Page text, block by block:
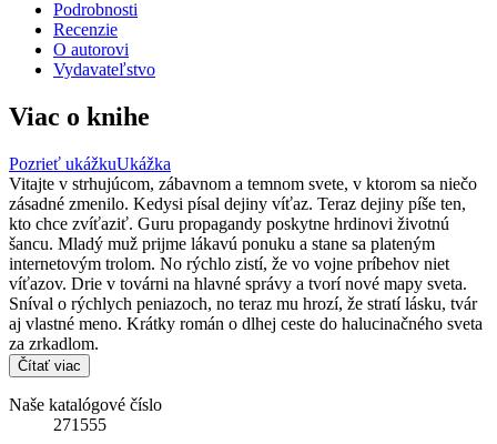
Podrobnosti
Recenzie
O autorovi
Vydavateľstvo
Viac o knihe
Pozrieť ukážkuUkážka
Vitajte v strhujúcom, zábavnom a temnom svete, v ktorom sa niečo
zásadné zmenilo. Kedysi písal dejiny víťaz. Teraz dejiny píše ten,
kto chce zvíťaziť. Guru propagandy poskytne hrdinovi životnú
šancu. Mladý muž prijme lákavú ponuku a stane sa plateným
internetovým trolom. No rýchlo zistí, že vo vojne príbehov niet
víťazov. Drie v továrni na hlavné správy a tvorí nové mapy sveta.
Sníval o rýchlych peniazoch, no teraz mu hrozí, že stratí lásku, tvár
aj vlastné meno. Krátky román o dlhej ceste do halucinačného sveta
za zrkadlom.
Čítať viac
Naše katalógové číslo
271555